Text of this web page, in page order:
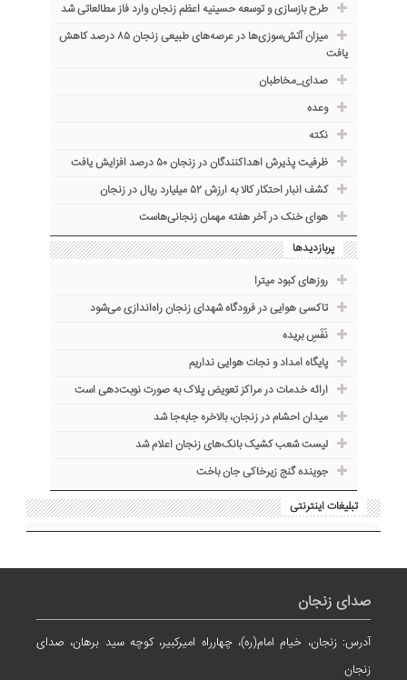
طرح بازسازی و توسعه حسینیه اعظم زنجان وارد فاز مطالعاتی شد
میزان آتش‌سوزی‌ها در عرصه‌های طبیعی زنجان ۸۵ درصد کاهش
یافت
صدای_مخاطبان
وعده
نکته
ظرفیت پذیرش اهداکنندگان در زنجان ۵۰ درصد افزایش یافت
کشف انبار احتکار کالا به ارزش ۵۲ میلیارد ریال در زنجان
هوای خنک در آخر هفته مهمان زنجانی‌هاست
پربازدیدها
روزهای کبود میترا
تاکسی هوایی در فرودگاه شهدای زنجان راه‌اندازی می‌شود
نَفَسِ بریده
پایگاه امداد و نجات هوایی نداریم
ارائه خدمات در مراکز تعویض پلاک به صورت نوبت‌دهی است
میدان احشام در زنجان، بالاخره جا‌به‌جا شد
لیست شعب کشیک بانک‌های زنجان اعلام شد
جوینده گنج زیرخاکی جان باخت
تبلیغات اینترنتی
صدای زنجان
آدرس: زنجان، خیام امام(ره)، چهارراه امیرکبیر، کوچه سید برهان، صدای
زنجان